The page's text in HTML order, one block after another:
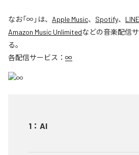
なお「∞ 」は、 Apple Music、 Spotify、
Amazon Music Unlimitedなどの音楽配信
る。
各配信サービス： ∞
1 ： AI